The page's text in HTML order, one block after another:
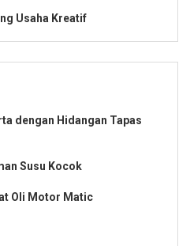
Usaha Kreatif
dengan Hidangan Tapas
Susu Kocok
Oli Motor Matic